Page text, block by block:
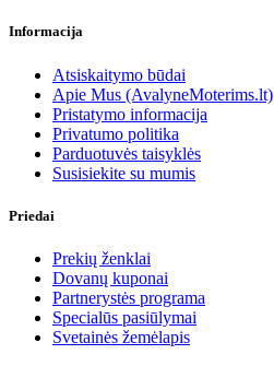
Informacija
Atsiskaitymo būdai
Apie Mus (AvalyneMoterims.lt)
Pristatymo informacija
Privatumo politika
Parduotuvės taisyklės
Susisiekite su mumis
Priedai
Prekių ženklai
Dovanų kuponai
Partnerystės programa
Specialūs pasiūlymai
Svetainės žemėlapis